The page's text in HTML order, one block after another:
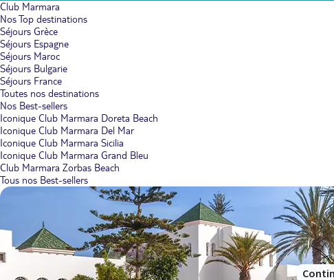
Club Marmara
Nos Top destinations
Séjours Grèce
Séjours Espagne
Séjours Maroc
Séjours Bulgarie
Séjours France
Toutes nos destinations
Nos Best-sellers
Iconique Club Marmara Doreta Beach
Iconique Club Marmara Del Mar
Iconique Club Marmara Sicilia
Iconique Club Marmara Grand Bleu
Club Marmara Zorbas Beach
Tous nos Best-sellers